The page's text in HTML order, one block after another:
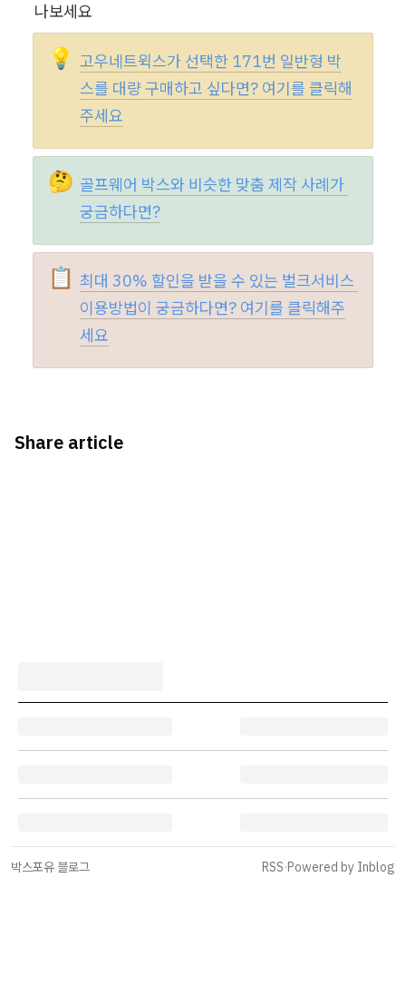
나보세요
💡 고우네트윅스가 선택한 171번 일반형 박
스를 대량 구매하고 싶다면? 여기를 클릭해
주세요
🤔 골프웨어 박스와 비슷한 맞춤 제작 사례가
궁금하다면?
📋 최대 30% 할인을 받을 수 있는 벌크서비스
이용방법이 궁금하다면? 여기를 클릭해주
세요
Share article
박스포유 블로그 RSS·Powered by Inblog